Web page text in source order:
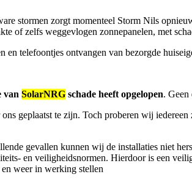
stormen zorgt momenteel Storm Nils
of zelfs weggevlogen zonnepanelen, met
en telefoontjes ontvangen van bezorgde
van SolarNRG schade heeft opgelopen. Geen
geplaatst te zijn. Toch proberen wij
gevallen kunnen wij de installaties niet
en veiligheidsnormen. Hierdoor is een
weer in werking stellen